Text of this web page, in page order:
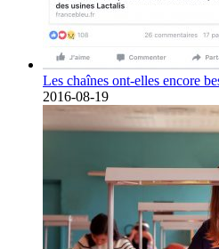
Les chaînes ont-elles encore
2016-08-19